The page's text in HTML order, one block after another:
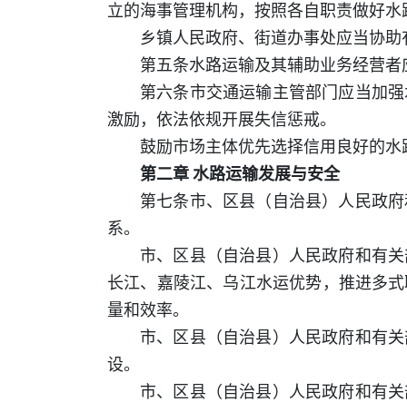
立的海事管理机构，按照各自职责做好
乡镇人民政府、街道办事处应当协
第五条水路运输及其辅助业务经营
第六条市交通运输主管部门应当加
激励，依法依规开展失信惩戒。
鼓励市场主体优先选择信用良好的
第二章 水路运输发展与安全
第七条市、区县（自治县）人民政
系。
市、区县（自治县）人民政府和有
长江、嘉陵江、乌江水运优势，推进多
量和效率。
市、区县（自治县）人民政府和有
设。
市、区县（自治县）人民政府和有